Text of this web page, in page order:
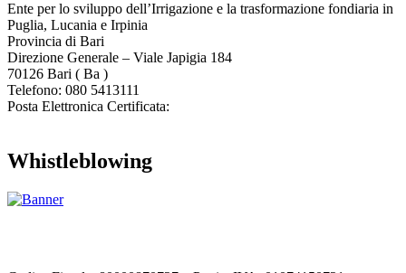
Ente per lo sviluppo dell’Irrigazione e la trasformazione fondiaria in
Puglia, Lucania e Irpinia
Provincia di Bari
Direzione Generale – Viale Japigia 184
70126 Bari ( Ba )
Telefono: 080 5413111
Posta Elettronica Certificata:
Whistleblowing